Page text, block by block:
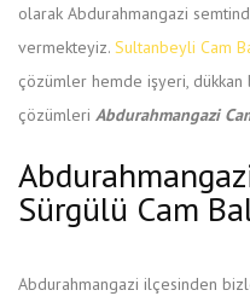
olarak Abdurahmangazi
vermekteyiz. Sultanbeyli Cam
çözümler hemde işyeri,
çözümleri Abdurahmangazi
Sürgülü Cam
Abdurahmangazi ilçesinden